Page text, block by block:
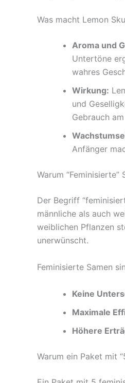
Was macht Lemon
Aroma und
Untertöne
wahres
Wirkung:
und
Gebrauch
Anfänger
Warum “Feminisierte”
Der Begriff
männliche als auch
weiblichen Pflanzen
unerwünscht.
Feminisierte Samen
Keine
Maximale
Höhere
Warum ein Paket mit